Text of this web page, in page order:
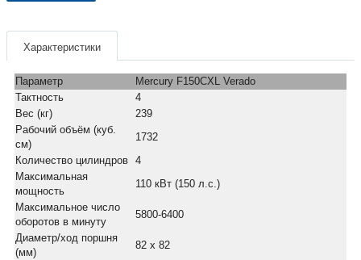
Характеристики
Параметр
Mercury F150CXL Verado
Тактность
4
Вес (кг)
239
Рабочий объём (куб.
см)
1732
Количество цилиндров 4
Максимальная
мощность
110 кВт (150 л.с.)
Максимальное число
оборотов в минуту
5800-6400
Диаметр/ход поршня
(мм)
82 х 82